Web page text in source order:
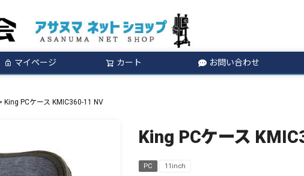
マイページ カート お問い合わせ
検索
King PCケース KMIC360-11 NV
King PCケース
PC 11inch